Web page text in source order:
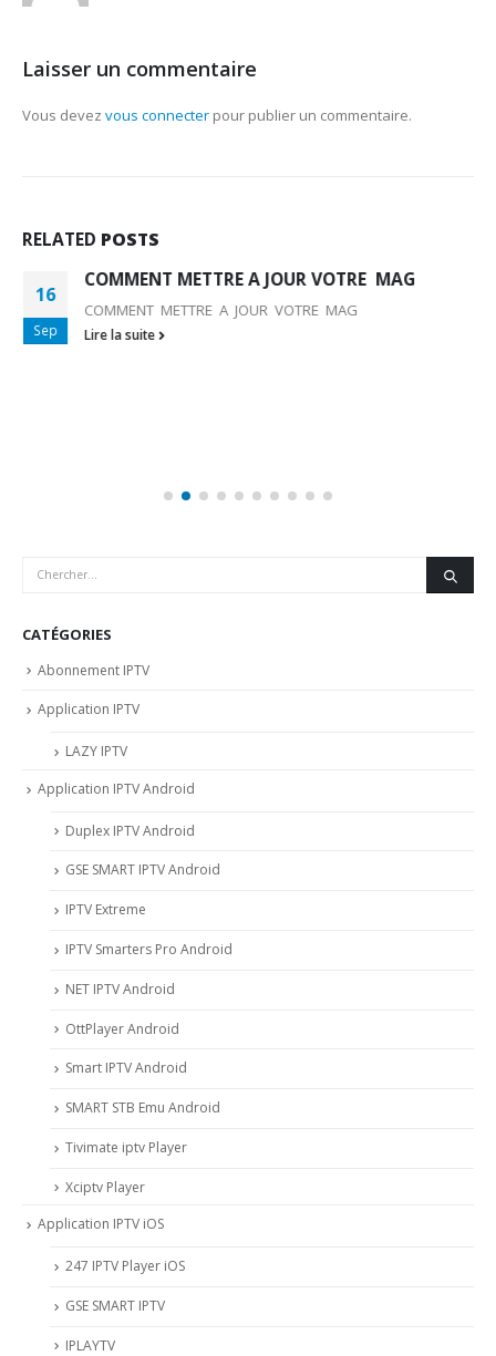
Laisser un commentaire
Vous devez vous connecter pour publier un commentaire.
RELATED POSTS
16
Sep
COMMENT METTRE A JOUR VOTRE MAG
COMMENT METTRE A JOUR VOTRE MAG
Lire la suite
CATÉGORIES
Abonnement IPTV
Application IPTV
LAZY IPTV
Application IPTV Android
Duplex IPTV Android
GSE SMART IPTV Android
IPTV Extreme
IPTV Smarters Pro Android
NET IPTV Android
OttPlayer Android
Smart IPTV Android
SMART STB Emu Android
Tivimate iptv Player
Xciptv Player
Application IPTV iOS
247 IPTV Player iOS
‎GSE SMART IPTV
IPLAYTV